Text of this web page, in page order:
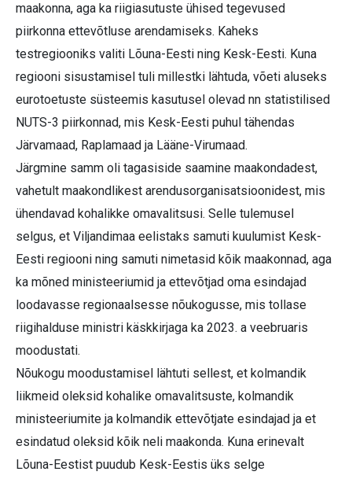
maakonna, aga ka riigiasutuste ühised tegevused
piirkonna ettevõtluse arendamiseks. Kaheks
testregiooniks valiti Lõuna-Eesti ning Kesk-Eesti. Kuna
regiooni sisustamisel tuli millestki lähtuda, võeti aluseks
eurotoetuste süsteemis kasutusel olevad nn statistilised
NUTS-3 piirkonnad, mis Kesk-Eesti puhul tähendas
Järvamaad, Raplamaad ja Lääne-Virumaad.
Järgmine samm oli tagasiside saamine maakondadest,
vahetult maakondlikest arendusorganisatsioonidest, mis
ühendavad kohalikke omavalitsusi. Selle tulemusel
selgus, et Viljandimaa eelistaks samuti kuulumist Kesk-
Eesti regiooni ning samuti nimetasid kõik maakonnad, aga
ka mõned ministeeriumid ja ettevõtjad oma esindajad
loodavasse regionaalsesse nõukogusse, mis tollase
riigihalduse ministri käskkirjaga ka 2023. a veebruaris
moodustati.
Nõukogu moodustamisel lähtuti sellest, et kolmandik
liikmeid oleksid kohalike omavalitsuste, kolmandik
ministeeriumite ja kolmandik ettevõtjate esindajad ja et
esindatud oleksid kõik neli maakonda. Kuna erinevalt
Lõuna-Eestist puudub Kesk-Eestis üks selge